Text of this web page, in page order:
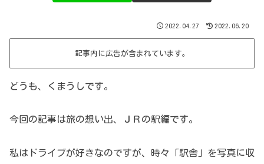
2022.04.27 2022.06.20
記事内に広告が含まれています。
どうも、くまうしです。
今回の記事は旅の想い出、ＪＲの駅編です。
私はドライブが好きなのですが、時々「駅舎」を写真に収